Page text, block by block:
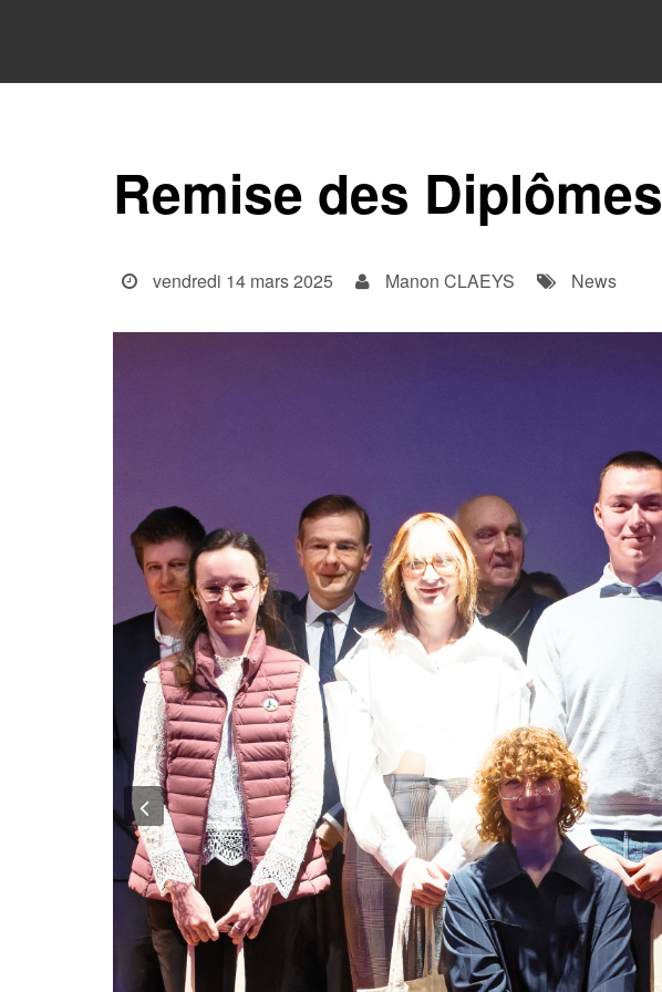
Remise des Diplômes
vendredi 14 mars 2025 Manon CLAEYS News
Previous